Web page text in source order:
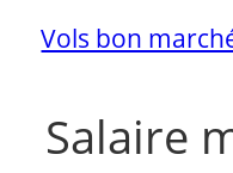
Vols bon
Salaire